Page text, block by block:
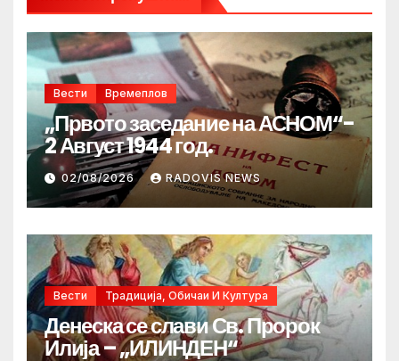
Вести Времеплов
„Првото заседание на АСНОМ“-
2 Август 1944 год.
02/08/2026 RADOVIS NEWS
Вести Традиција, Обичаи И Култура
Денеска се слави Св. Пророк
Илија – „ИЛИНДЕН“